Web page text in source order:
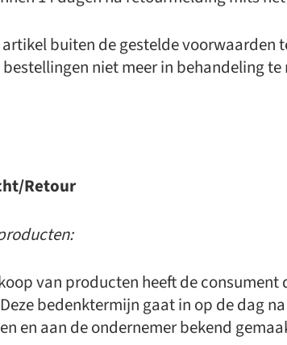
artikel buiten de gestelde
niet meer in behandeling
Retour
van producten heeft de
bedenktermijn gaat in op de dag
en aan de ondernemer bekend